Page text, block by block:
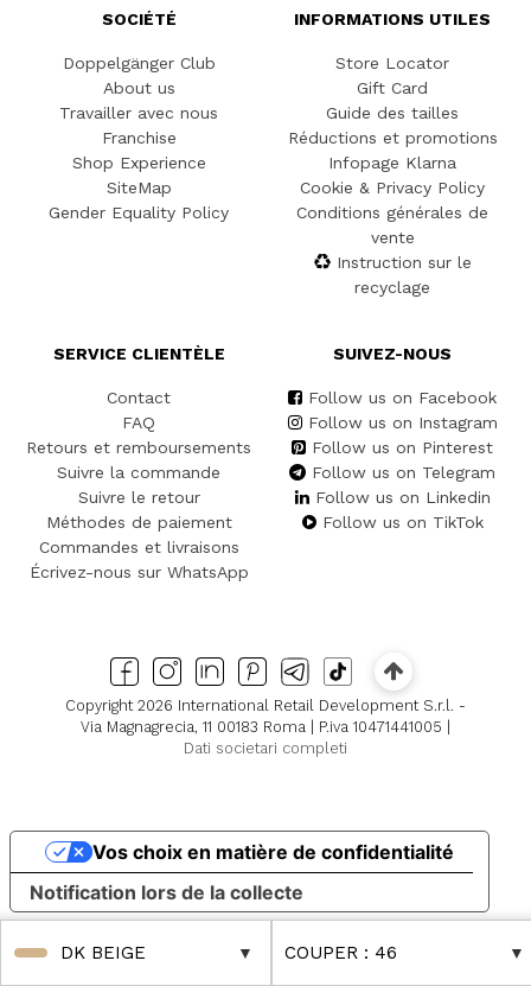
DK BEIGE COUPER : 46
SOCIÉTÉ
Doppelgänger Club
About us
Travailler avec nous
Franchise
Shop Experience
SiteMap
Gender Equality Policy
INFORMATIONS UTILES
Store Locator
Gift Card
Guide des tailles
Réductions et promotions
Infopage Klarna
Cookie & Privacy Policy
Conditions générales de
vente
Instruction sur le
recyclage
SERVICE CLIENTÈLE
Contact
FAQ
Retours et remboursements
Suivre la commande
Suivre le retour
Méthodes de paiement
Commandes et livraisons
Écrivez-nous sur WhatsApp
SUIVEZ-NOUS
Follow us on Facebook
Follow us on Instagram
Follow us on Pinterest
Follow us on Telegram
Follow us on Linkedin
Follow us on TikTok
Copyright 2026 International Retail Development S.r.l. -
Via Magnagrecia, 11 00183 Roma | P.iva 10471441005 |
Dati societari completi
Notification lors de la collecte
Vos choix en matière de confidentialité